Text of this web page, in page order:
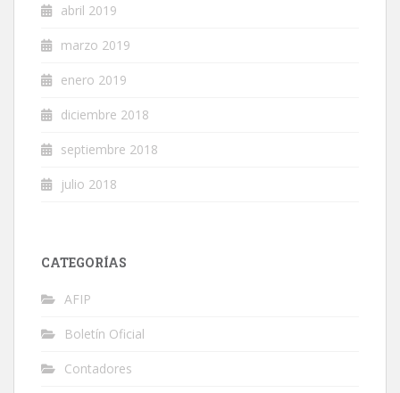
abril 2019
marzo 2019
enero 2019
diciembre 2018
septiembre 2018
julio 2018
CATEGORÍAS
AFIP
Boletín Oficial
Contadores